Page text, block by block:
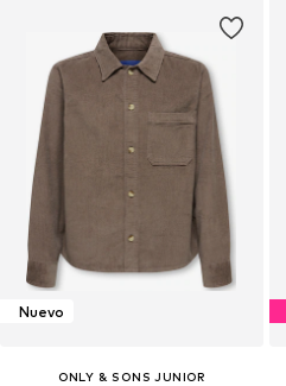
Nuevo
ONLY & SONS JUNIOR